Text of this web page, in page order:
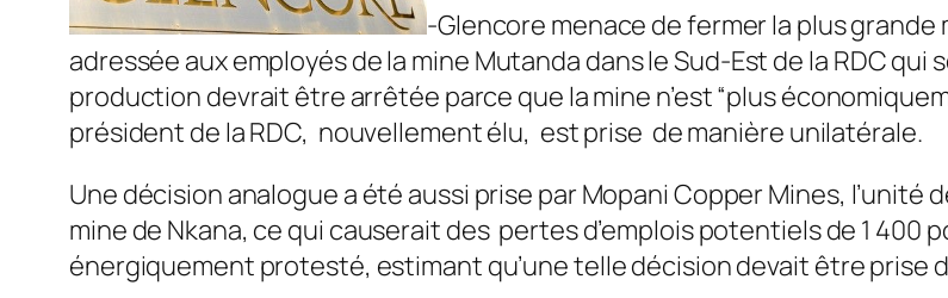
-Glencore menace de fermer la plus
adressée aux employés de la mine Mutanda dans le Sud-Est de la RDC
production devrait être arrêtée parce que la mine n’est “plus
président de la RDC, nouvellement élu, est prise de manière unilatérale.
Une décision analogue a été aussi prise par Mopani Copper Mines, l’unité
mine de Nkana, ce qui causerait des pertes d’emplois potentiels de 1 400
énergiquement protesté, estimant qu’une telle décision devait être prise